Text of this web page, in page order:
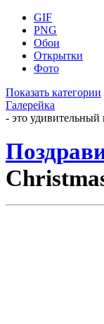
GIF
PNG
Обои
Открытки
Фото
Показать категории
Галерейка
- это